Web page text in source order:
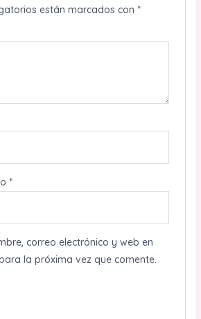
están marcados con *
*
correo electrónico y web en
la próxima vez que comente.